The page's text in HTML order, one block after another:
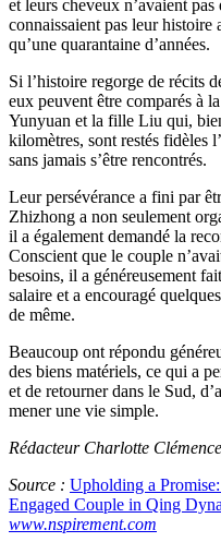
et leurs cheveux n’avaient
connaissaient pas leur histoire
qu’une quarantaine d’années.
Si l’histoire regorge de récits
eux peuvent être comparés à
Yunyuan et la fille Liu qui,
kilomètres, sont restés fidèles
sans jamais s’être rencontrés.
Leur persévérance a fini par
Zhizhong a non seulement
il a également demandé la
Conscient que le couple
besoins, il a généreusement
salaire et a encouragé
de même.
Beaucoup ont répondu
des biens matériels, ce qui a
et de retourner dans le Sud,
mener une vie simple.
Rédacteur Charlotte Clémence
Source : Upholding a
Engaged Couple in Qing
www.nspirement.com